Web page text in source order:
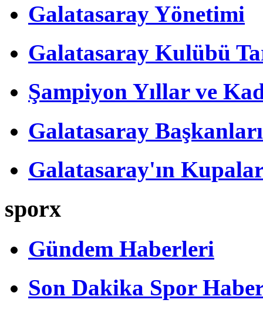
Galatasaray Yönetimi
Galatasaray Kulübü
Şampiyon Yıllar ve
Galatasaray Başkanları
Galatasaray'ın
sporx
Gündem Haberleri
Son Dakika Spor